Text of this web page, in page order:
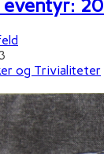
og Trivialiteter